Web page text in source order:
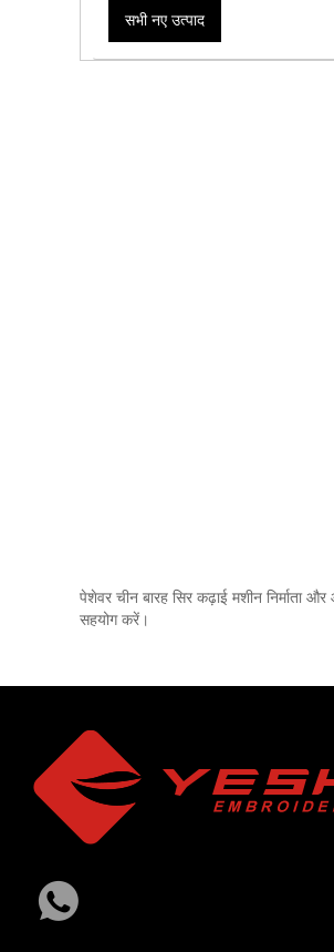
सभी नए उत्पाद
पेशेवर चीन बारह सिर कढ़ाई मशीन निर्माता
सहयोग करें।